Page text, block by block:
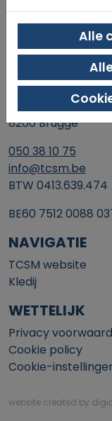
SINT-
Xaverianenstraat
8200 Brugge
050 38 10 75
info@tcsm.be
BTW 0413.639.474
BE60 7512 0088
NAVIGATIE
TCSM website
Kledij
WETTELIJK
Privacy
Cookie policy
Cookie-
website created by
Alle